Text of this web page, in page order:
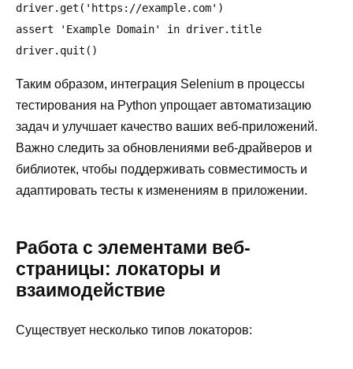
driver.get('https://example.com')
assert 'Example Domain' in driver.title
Таким образом, интеграция Selenium в процессы
тестирования на Python упрощает автоматизацию
задач и улучшает качество ваших веб-приложений.
Важно следить за обновлениями веб-драйверов и
библиотек, чтобы поддерживать совместимость и
адаптировать тесты к изменениям в приложении.
Работа с элементами веб-
страницы: локаторы и
взаимодействие
Существует несколько типов локаторов: